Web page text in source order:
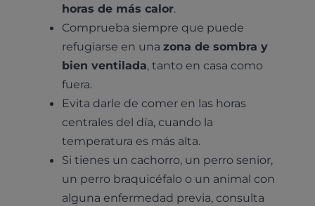
horas de más calor.
Comprueba siempre que puede
refugiarse en unazona de sombra y
bien ventilada, tanto en casa como
fuera.
Evita darle de comer en las horas
centrales del día, cuando la
temperatura es más alta.
Si tienes un cachorro, un perro senior,
un perro braquicéfalo o un animal con
alguna enfermedad previa, consulta